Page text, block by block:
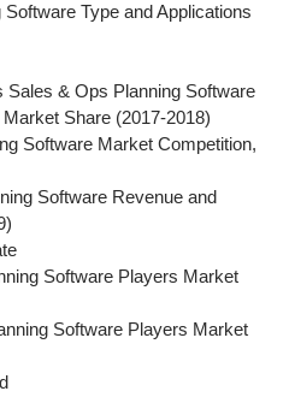
Type and Applications
Sales & Ops Planning Software
Share (2017-2018)
Software Market Competition,
Software Revenue and
Software Players Market
Software Players Market